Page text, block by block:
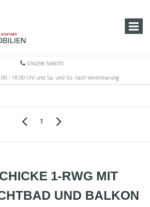
034298 549070
- 18.00 Uhr und Sa. und So. nach Vereinbarung
1
1-RWG MIT
UND BALKON